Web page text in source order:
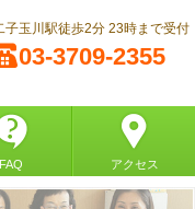
子玉川駅徒歩2分 23時まで受付
03-3709-2355
FAQ アクセス